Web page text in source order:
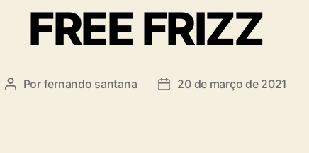
FREE FRIZZ
Por fernando santana 20 de março de 2021